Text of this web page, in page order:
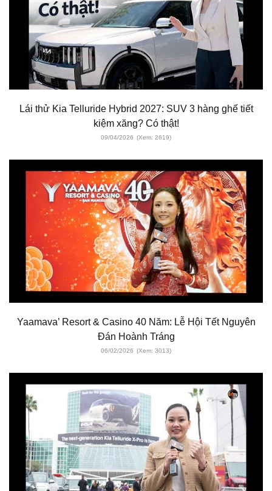
Lái thử Kia Telluride Hybrid 2027: SUV 3 hàng ghế tiết
kiệm xăng? Có thật!
09/04/2026 (Xem: 2619)
Yaamava’ Resort & Casino 40 Năm: Lễ Hội Tết Nguyên
Đán Hoành Tráng
06/02/2026 (Xem: 3013)